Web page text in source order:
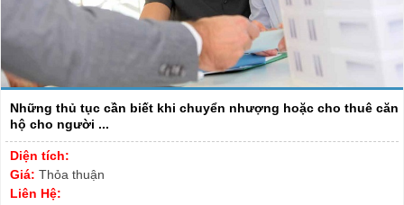
Những thủ tục cần biết khi chuyển nhượng hoặc cho thuê căn
hộ cho người ...
Diện tích:
Giá: Thỏa thuận
Liên Hệ: